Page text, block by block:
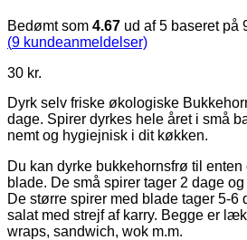
Bedømt som 4.67 ud af 5 baseret på
(9 kundeanmeldelser)
30 kr.
Dyrk selv friske økologiske
dage. Spirer dyrkes hele året i små
nemt og hygiejnisk i dit køkken.
Du kan dyrke bukkehornsfrø til enten
blade. De små spirer tager 2 dage
De større spirer med blade tager 5-6
salat med strejf af karry. Begge er
wraps, sandwich, wok m.m.